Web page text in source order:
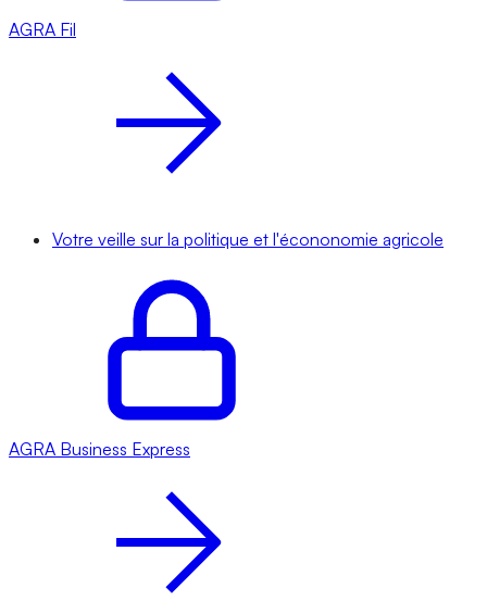
AGRA Fil
Votre veille sur la politique et l'écononomie agricole
AGRA Business Express